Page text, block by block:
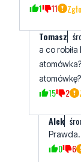
a co
15 2
AIek
Prawda.
Alek